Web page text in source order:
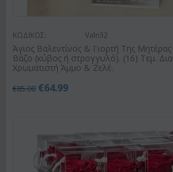
ΚΩΔΙΚΟΣ: Valn32
Άγιος Βαλεντίνος & Γιορτή Της
Βάζο (κύβος ή στρογγυλό). (16) Τεμ.
Χρωματιστή Άμμο & Ζελέ.
€85.00 €64.99